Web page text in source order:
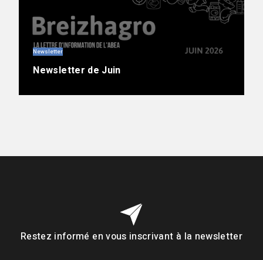
Newsletter
Newsletter de Juin
Restez informé en vous inscrivant à la newsletter